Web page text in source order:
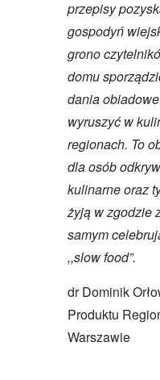
przepisy
gospodyń
grono
domu
dania
wyruszyć w
regionach. To
dla osób
kulinarne oraz
żyją w zgodzie
samym
,,slow food”.
dr Dominik
Produktu
Warszawie